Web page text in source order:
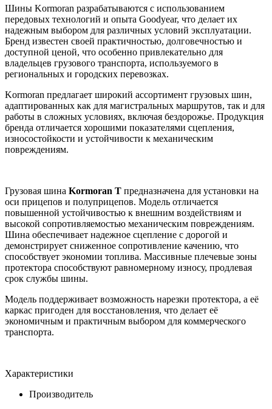
Шины Kormoran разрабатываются с использованием
передовых технологий и опыта Goodyear, что делает их
надежным выбором для различных условий эксплуатации.
Бренд известен своей практичностью, долговечностью и
доступной ценой, что особенно привлекательно для
владельцев грузового транспорта, используемого в
региональных и городских перевозках.
Kormoran предлагает широкий ассортимент грузовых шин,
адаптированных как для магистральных маршрутов, так и для
работы в сложных условиях, включая бездорожье. Продукция
бренда отличается хорошими показателями сцепления,
износостойкости и устойчивости к механическим
повреждениям.
Грузовая шина Kormoran T предназначена для установки на
оси прицепов и полуприцепов. Модель отличается
повышенной устойчивостью к внешним воздействиям и
высокой сопротивляемостью механическим повреждениям.
Шина обеспечивает надежное сцепление с дорогой и
демонстрирует сниженное сопротивление качению, что
способствует экономии топлива. Массивные плечевые зоны
протектора способствуют равномерному износу, продлевая
срок службы шины.
Модель поддерживает возможность нарезки протектора, а её
каркас пригоден для восстановления, что делает её
экономичным и практичным выбором для коммерческого
транспорта.
Характеристики
Производитель